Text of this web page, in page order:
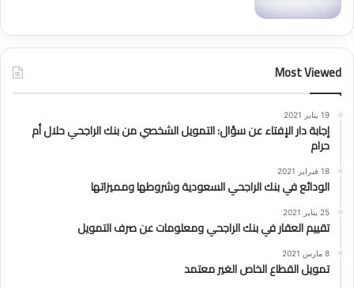
Most Viewed
19 يناير 2021
إجابة دار الإفتاء عن سؤال: التمويل الشخصي من بنك الراجحي حلال أم
حرام
18 فبراير 2021
الودائع في بنك الراجحي السعودية وشروطها ومميزاتها
25 يناير 2021
تقييم العقار في بنك الراجحي ومعلومات عن صرف التمويل
8 مارس 2021
تمويل القطاع الخاص الغير معتمد